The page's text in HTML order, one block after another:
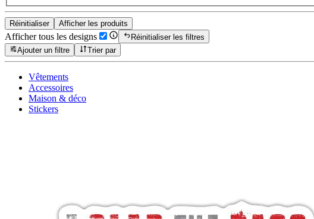
Réinitialiser Afficher les produits
Afficher tous les designs
Réinitialiser les filtres
Ajouter un filtre
Trier par
Vêtements
Accessoires
Maison & déco
Stickers